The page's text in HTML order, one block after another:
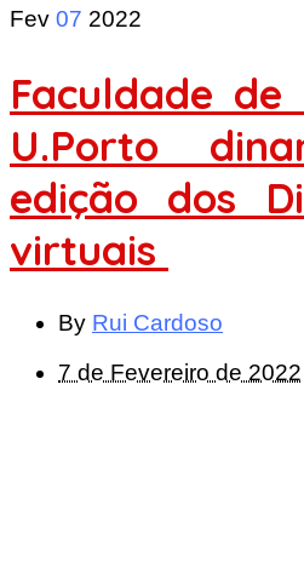
Fev 07 2022
Faculdade de
U.Porto
edição dos
virtuais
By Rui Cardoso
7 de Fevereiro de 2022